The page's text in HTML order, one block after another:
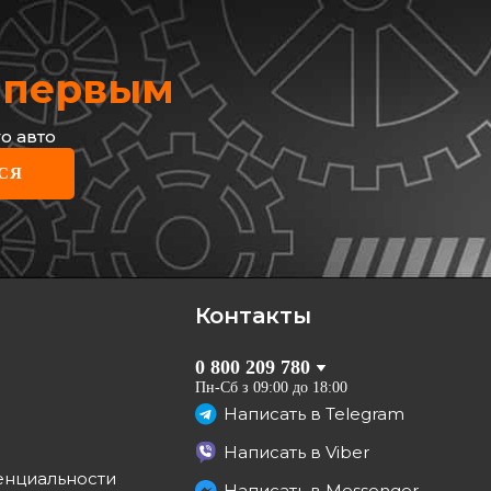
охлаждающей
с корпусом Renault
II + Opel Vivaro A 01->06
С)
грн
грн
авто
Контакты
0 800 209 780
Пн-Сб з 09:00 до 18:00
Написать в Telegram
Написать в Viber